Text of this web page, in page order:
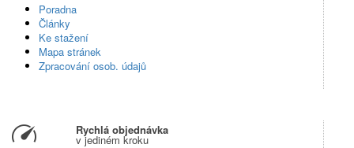
Poradna
Články
Ke stažení
Mapa stránek
Zpracování osob. údajů
Rychlá objednávka
v jediném kroku